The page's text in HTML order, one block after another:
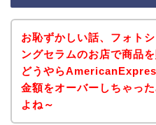
お恥ずかしい話、フォト
ングセラムのお店で商品を
どうやら
金額をオーバーしちゃっ
よね～